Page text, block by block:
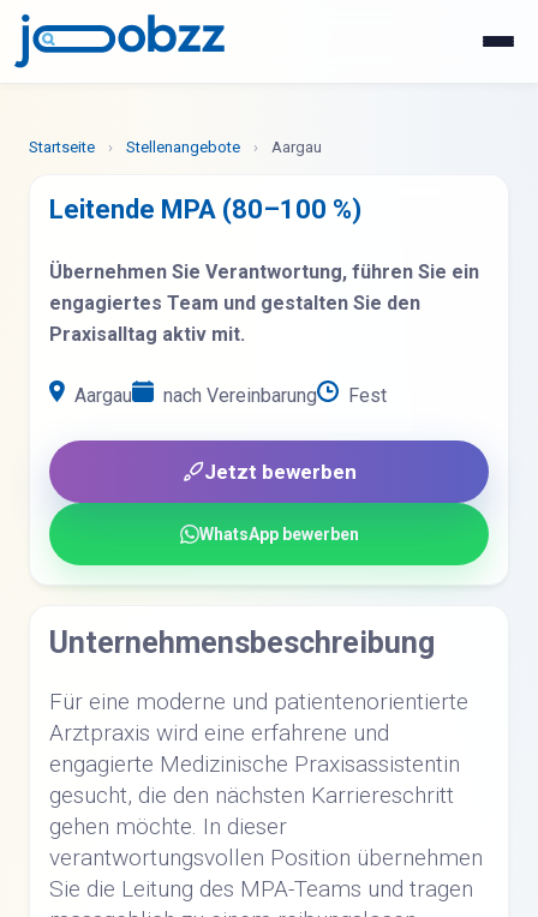
Startseite › Stellenangebote › Aargau
Leitende MPA (80–100 %)
Übernehmen Sie Verantwortung, führen Sie ein
engagiertes Team und gestalten Sie den
Praxisalltag aktiv mit.
Aargau nach Vereinbarung Fest
Jetzt bewerben
WhatsApp bewerben
Unternehmensbeschreibung
Für eine moderne und patientenorientierte
Arztpraxis wird eine erfahrene und
engagierte Medizinische Praxisassistentin
gesucht, die den nächsten Karriereschritt
gehen möchte. In dieser
verantwortungsvollen Position übernehmen
Sie die Leitung des MPA-Teams und tragen